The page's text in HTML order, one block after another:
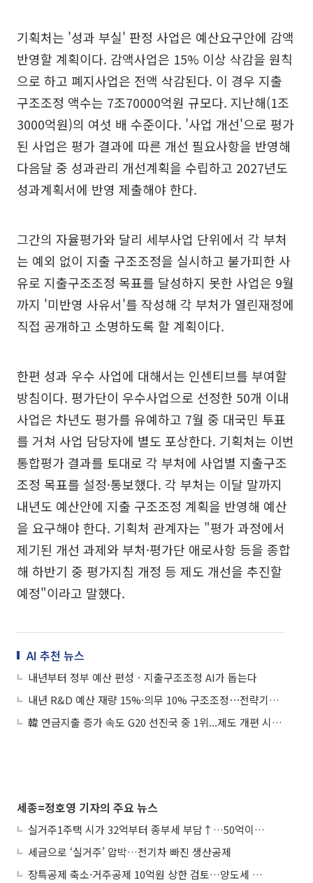
기획처는 '성과 부실' 판정 사업은 예산요구안에 감액
반영할 계획이다. 감액사업은 15% 이상 삭감을 원칙
으로 하고 폐지사업은 전액 삭감된다. 이 경우 지출
구조조정 액수는 7조70000억원 규모다. 지난해(1조
3000억원)의 여섯 배 수준이다. '사업 개선'으로 평가
된 사업은 평가 결과에 따른 개선 필요사항을 반영해
다음달 중 성과관리 개선계획을 수립하고 2027년도
성과계획서에 반영 제출해야 한다.
그간의 자율평가와 달리 세부사업 단위에서 각 부처
는 예외 없이 지출 구조조정을 실시하고 불가피한 사
유로 지출구조조정 목표를 달성하지 못한 사업은 9월
까지 '미반영 사유서'를 작성해 각 부처가 열린재정에
직접 공개하고 소명하도록 할 계획이다.
한편 성과 우수 사업에 대해서는 인센티브를 부여할
방침이다. 평가단이 우수사업으로 선정한 50개 이내
사업은 차년도 평가를 유예하고 7월 중 대국민 투표
를 거쳐 사업 담당자에 별도 포상한다. 기획처는 이번
통합평가 결과를 토대로 각 부처에 사업별 지출구조
조정 목표를 설정·통보했다. 각 부처는 이달 말까지
내년도 예산안에 지출 구조조정 계획을 반영해 예산
을 요구해야 한다. 기획처 관계자는 "평가 과정에서
제기된 개선 과제와 부처·평가단 애로사항 등을 종합
해 하반기 중 평가지침 개정 등 제도 개선을 추진할
예정"이라고 말했다.
AI 추천 뉴스
내년부터 정부 예산 편성ㆍ지출구조조정 AI가 돕는다
내년 R&D 예산 재량 15%·의무 10% 구조조정⋯전략기술에 집중 투입
韓 연금지출 증가 속도 G20 선진국 중 1위...제도 개편 시계 빨라지나
세종=정호영 기자의 주요 뉴스
실거주1주택 시가 32억부터 종부세 부담↑…50억이면 454→979만원
세금으로 ‘실거주’ 압박…전기차 빠진 생산공제
장특공제 축소·거주공제 10억원 상한 검토…양도세 실거주 중심 개편